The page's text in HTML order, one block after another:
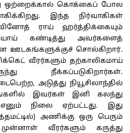
ஒற்றைக்கால் கொக்கைப் போல
இந்த நிர்வாகிகள்
ராய் ஹர்த்திக்கையும்
கண்டித்து அவர்களைத்
ஊடகங்களுக்குச் சொல்கிறார்.
வீரர்களும் தற்காலிகமாய்
நீக்கப்படுகிறார்கள்.
அடுத்து நியூசிலாந்தில்
இவர்கள் இனி கலந்து
நிலை ஏற்பட்டது. இது
அணிக்கு ஒரு பெரும்
வீரர்களும் கருத்து